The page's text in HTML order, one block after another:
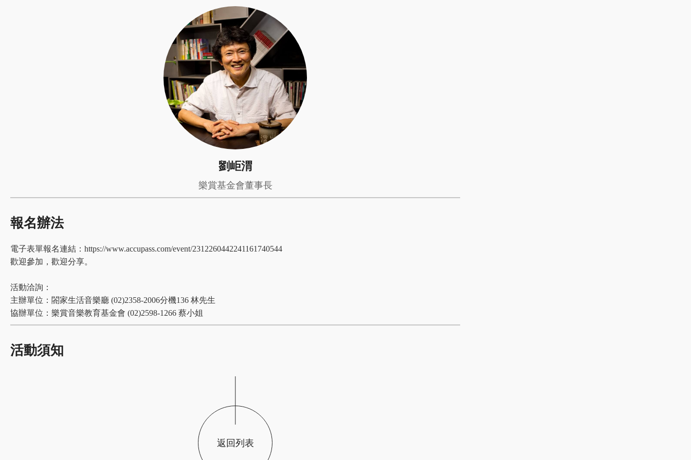
劉岠渭
樂賞基金會董事長
報名辦法
電子表單報名連結： https://www.accupass.com/event/2312260442241161740544
歡迎參加，歡迎分享。
活動洽詢：
主辦單位：閤家生活音樂廳 (02)2358-2006分機136 林先生
協辦單位：樂賞音樂教育基金會 (02)2598-1266 蔡小姐
活動須知
返回列表